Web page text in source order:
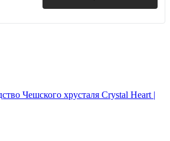
Чешского хрусталя Crystal Heart |